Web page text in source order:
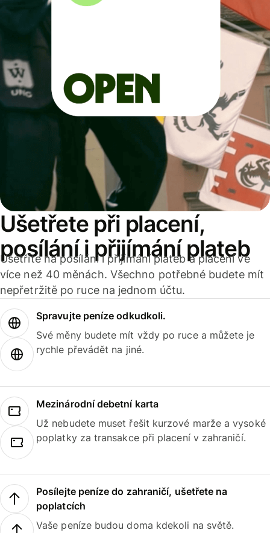
Ušetřete při placení,
posílání i přijímání plateb
Ušetříte na posílání i přijímání plateb a placení ve
více než 40 měnách. Všechno potřebné budete mít
nepřetržitě po ruce na jednom účtu.
Spravujte peníze odkudkoli.
Své měny budete mít vždy po ruce a můžete je
rychle převádět na jiné.
Mezinárodní debetní karta
Už nebudete muset řešit kurzové marže a vysoké
poplatky za transakce při placení v zahraničí.
Posílejte peníze do zahraničí, ušetřete na
poplatcích
Vaše peníze budou doma kdekoli na světě.